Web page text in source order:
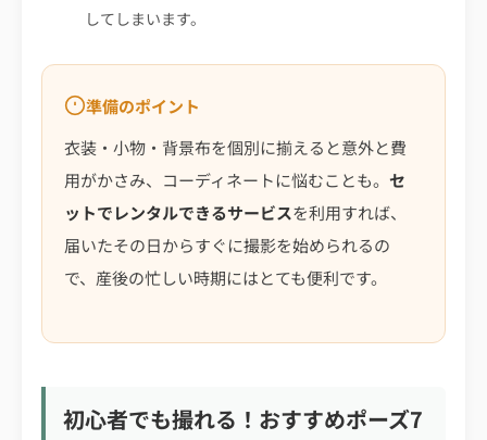
してしまいます。
準備のポイント
衣装・小物・背景布を個別に揃えると意外と費
用がかさみ、コーディネートに悩むことも。 セ
ットでレンタルできるサービスを利用すれば、
届いたその日からすぐに撮影を始められるの
で、産後の忙しい時期にはとても便利です。
初心者でも撮れる！おすすめポーズ7